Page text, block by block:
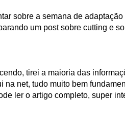
sobre a semana de
um post sobre cutting e
tirei a maioria das
na net, tudo muito bem
ler o artigo completo, super